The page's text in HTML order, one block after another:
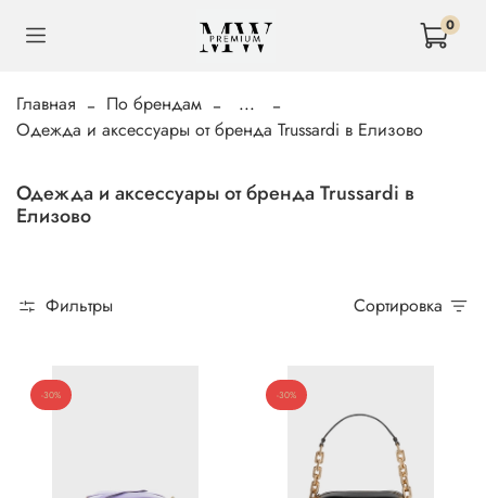
0
Главная По брендам
...
Одежда и аксессуары от бренда Trussardi в Елизово
Одежда и аксессуары от бренда Trussardi в
Елизово
Фильтры Сортировка
-30% -30%